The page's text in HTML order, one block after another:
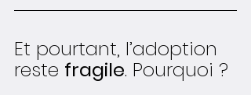
Et pourtant, l’adoption
reste fragile. Pourquoi ?